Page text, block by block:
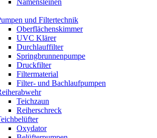
Namensleinen
und Filtertechnik
Oberflächenskimmer
UVC Klärer
Durchlauffilter
Springbrunnenpumpe
Druckfilter
Filtermaterial
Filter- und Bachlaufpumpen
Teichzaun
Reiherschreck
Oxydator